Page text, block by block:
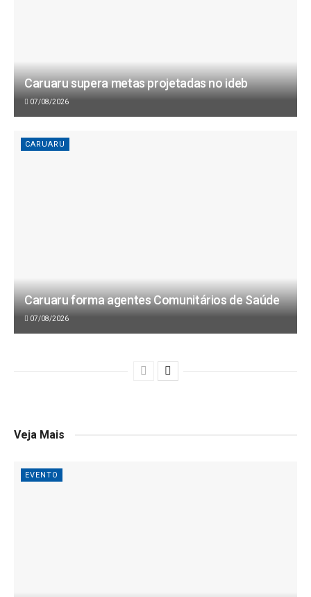
Caruaru supera metas projetadas no ideb
07/08/2026
CARUARU
Caruaru forma agentes Comunitários de Saúde
07/08/2026
Veja Mais
EVENTO